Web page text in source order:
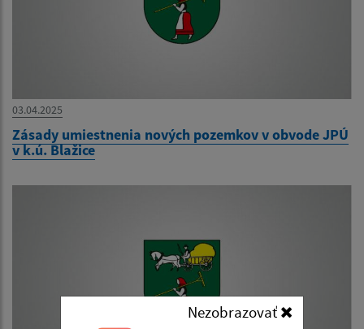
Nezobrazovať
03.04.2025
Zásady umiestnenia nových pozemkov v obvode JPÚ
v k.ú. Blažice